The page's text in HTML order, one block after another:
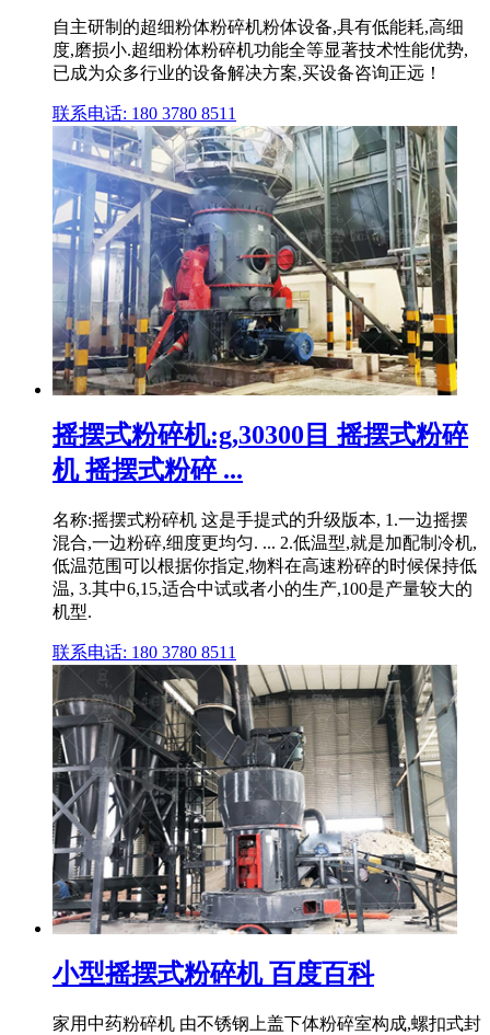
自主研制的超细粉体粉碎机粉体设备,具有低能耗,高细
度,磨损小.超细粉体粉碎机功能全等显著技术性能优势,
已成为众多行业的设备解决方案,买设备咨询正远！
联系电话: 180 3780 8511
摇摆式粉碎机:g,30300目 摇摆式粉碎
机 摇摆式粉碎 ...
名称:摇摆式粉碎机 这是手提式的升级版本, 1.一边摇摆
混合,一边粉碎,细度更均匀. ... 2.低温型,就是加配制冷机,
低温范围可以根据你指定,物料在高速粉碎的时候保持低
温, 3.其中6,15,适合中试或者小的生产,100是产量较大的
机型.
联系电话: 180 3780 8511
小型摇摆式粉碎机 百度百科
家用中药粉碎机 由不锈钢上盖下体粉碎室构成,螺扣式封